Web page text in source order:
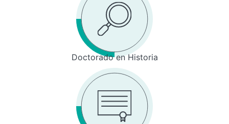
Doctorado en Historia